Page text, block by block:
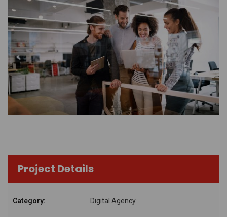
Project Details
Category: Digital Agency